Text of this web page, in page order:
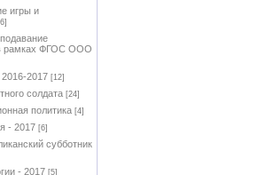
игры и
рамках ФГОС ООО
2016-2017 [12]
солдата [24]
политика [4]
- 2017 [6]
субботник
- 2017 [5]